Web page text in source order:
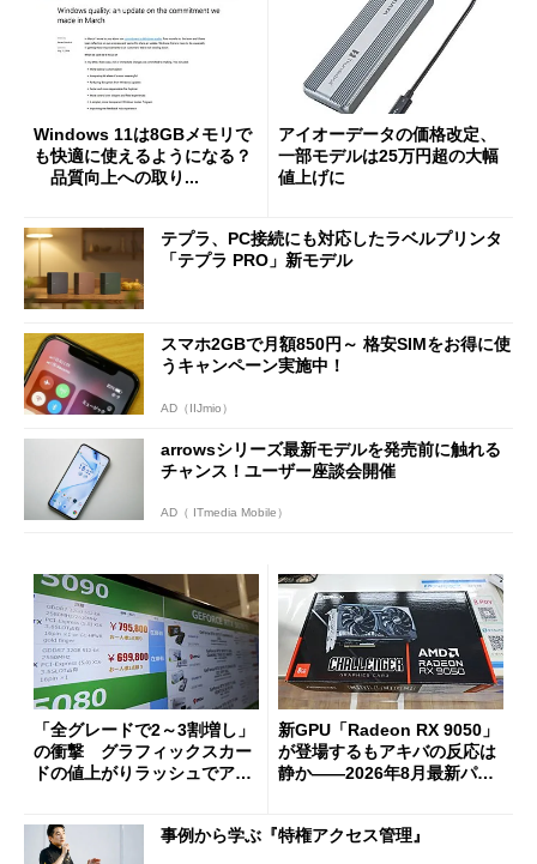
Windows 11は8GBメモリで
も快適に使えるようになる？
品質向上への取り...
アイオーデータの価格改定、
一部モデルは25万円超の大幅
値上げに
テプラ、PC接続にも対応したラベルプリンタ
「テプラ PRO」新モデル
スマホ2GBで月額850円～ 格安SIMをお得に使
うキャンペーン実施中！
AD（IIJmio）
arrowsシリーズ最新モデルを発売前に触れる
チャンス！ユーザー座談会開催
AD（ ITmedia Mobile）
「全グレードで2～3割増し」
の衝撃 グラフィックスカー
ドの値上がりラッシュでアキ
新GPU「Radeon RX 9050」
が登場するもアキバの反応は
静か――2026年8月最新パー
事例から学ぶ『特権アクセス管理』